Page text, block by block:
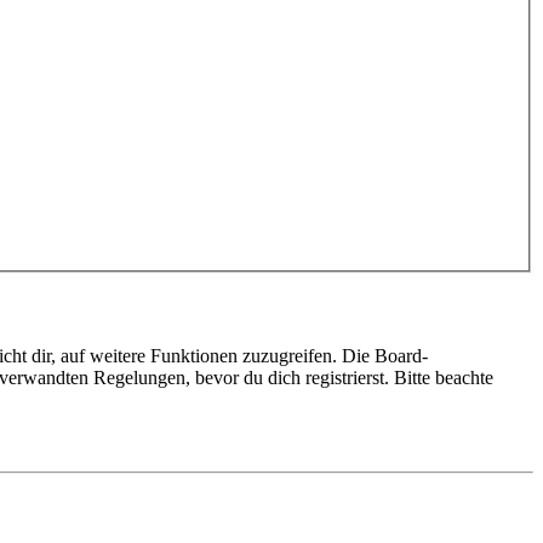
dir, auf weitere Funktionen zuzugreifen. Die Board-
Regelungen, bevor du dich registrierst. Bitte beachte